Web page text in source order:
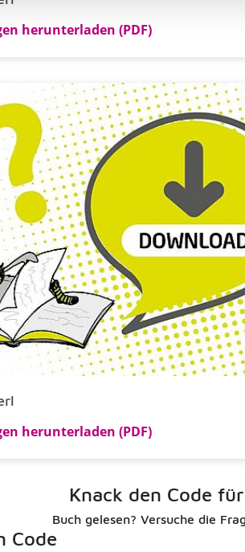
herunterladen (PDF)
herunterladen (PDF)
Knack den Code
Buch gelesen? Versuche die
Code